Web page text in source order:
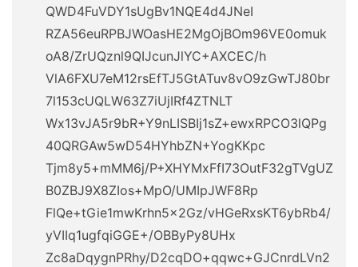
QWD4FuVDY1sUgBv1NQE4d4JNeI
RZA56euRPBJWOasHE2MgOjBOm96VE0omuk
oA8/ZrUQznl9QIJcunJlYC+AXCEC/h
VlA6FXU7eM12rsEfTJ5GtATuv8vO9zGwTJ80br
7l153cUQLW63Z7iUjIRf4ZTNLT
Wx13vJA5r9bR+Y9nLISBIj1sZ+ewxRPCO3lQPg
40QRGAw5wD54HYhbZN+YogKKpc
Tjm8y5+mMM6j/P+XHYMxFfI73OutF32gTVgUZ
B0ZBJ9X8ZIos+MpO/UMIpJWF8Rp
FlQe+tGie1mwKrhn5x2Gz/vHGeRxsKT6ybRb4/
yVIIq1ugfqiGGE+/OBByPy8UHx
Zc8aDqygnPRhy/D2cqDO+qqwc+GJCnrdLVn2